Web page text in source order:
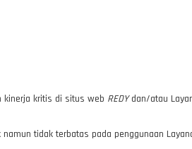
kinerja kritis di situs web REDYdan/atau
tidak terbatas pada penggunaan